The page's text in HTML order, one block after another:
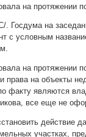
на протяжении
на
с условным
на протяжении
права на объекты
факту являются
все еще не
участках,